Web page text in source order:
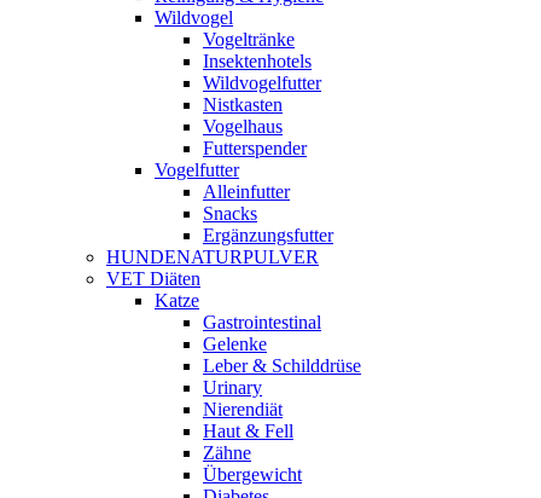
Wildvogel
Vogeltränke
Insektenhotels
Wildvogelfutter
Nistkasten
Vogelhaus
Futterspender
Vogelfutter
Alleinfutter
Snacks
Ergänzungsfutter
HUNDENATURPULVER
VET Diäten
Katze
Gastrointestinal
Gelenke
Leber & Schilddrüse
Urinary
Nierendiät
Haut & Fell
Zähne
Übergewicht